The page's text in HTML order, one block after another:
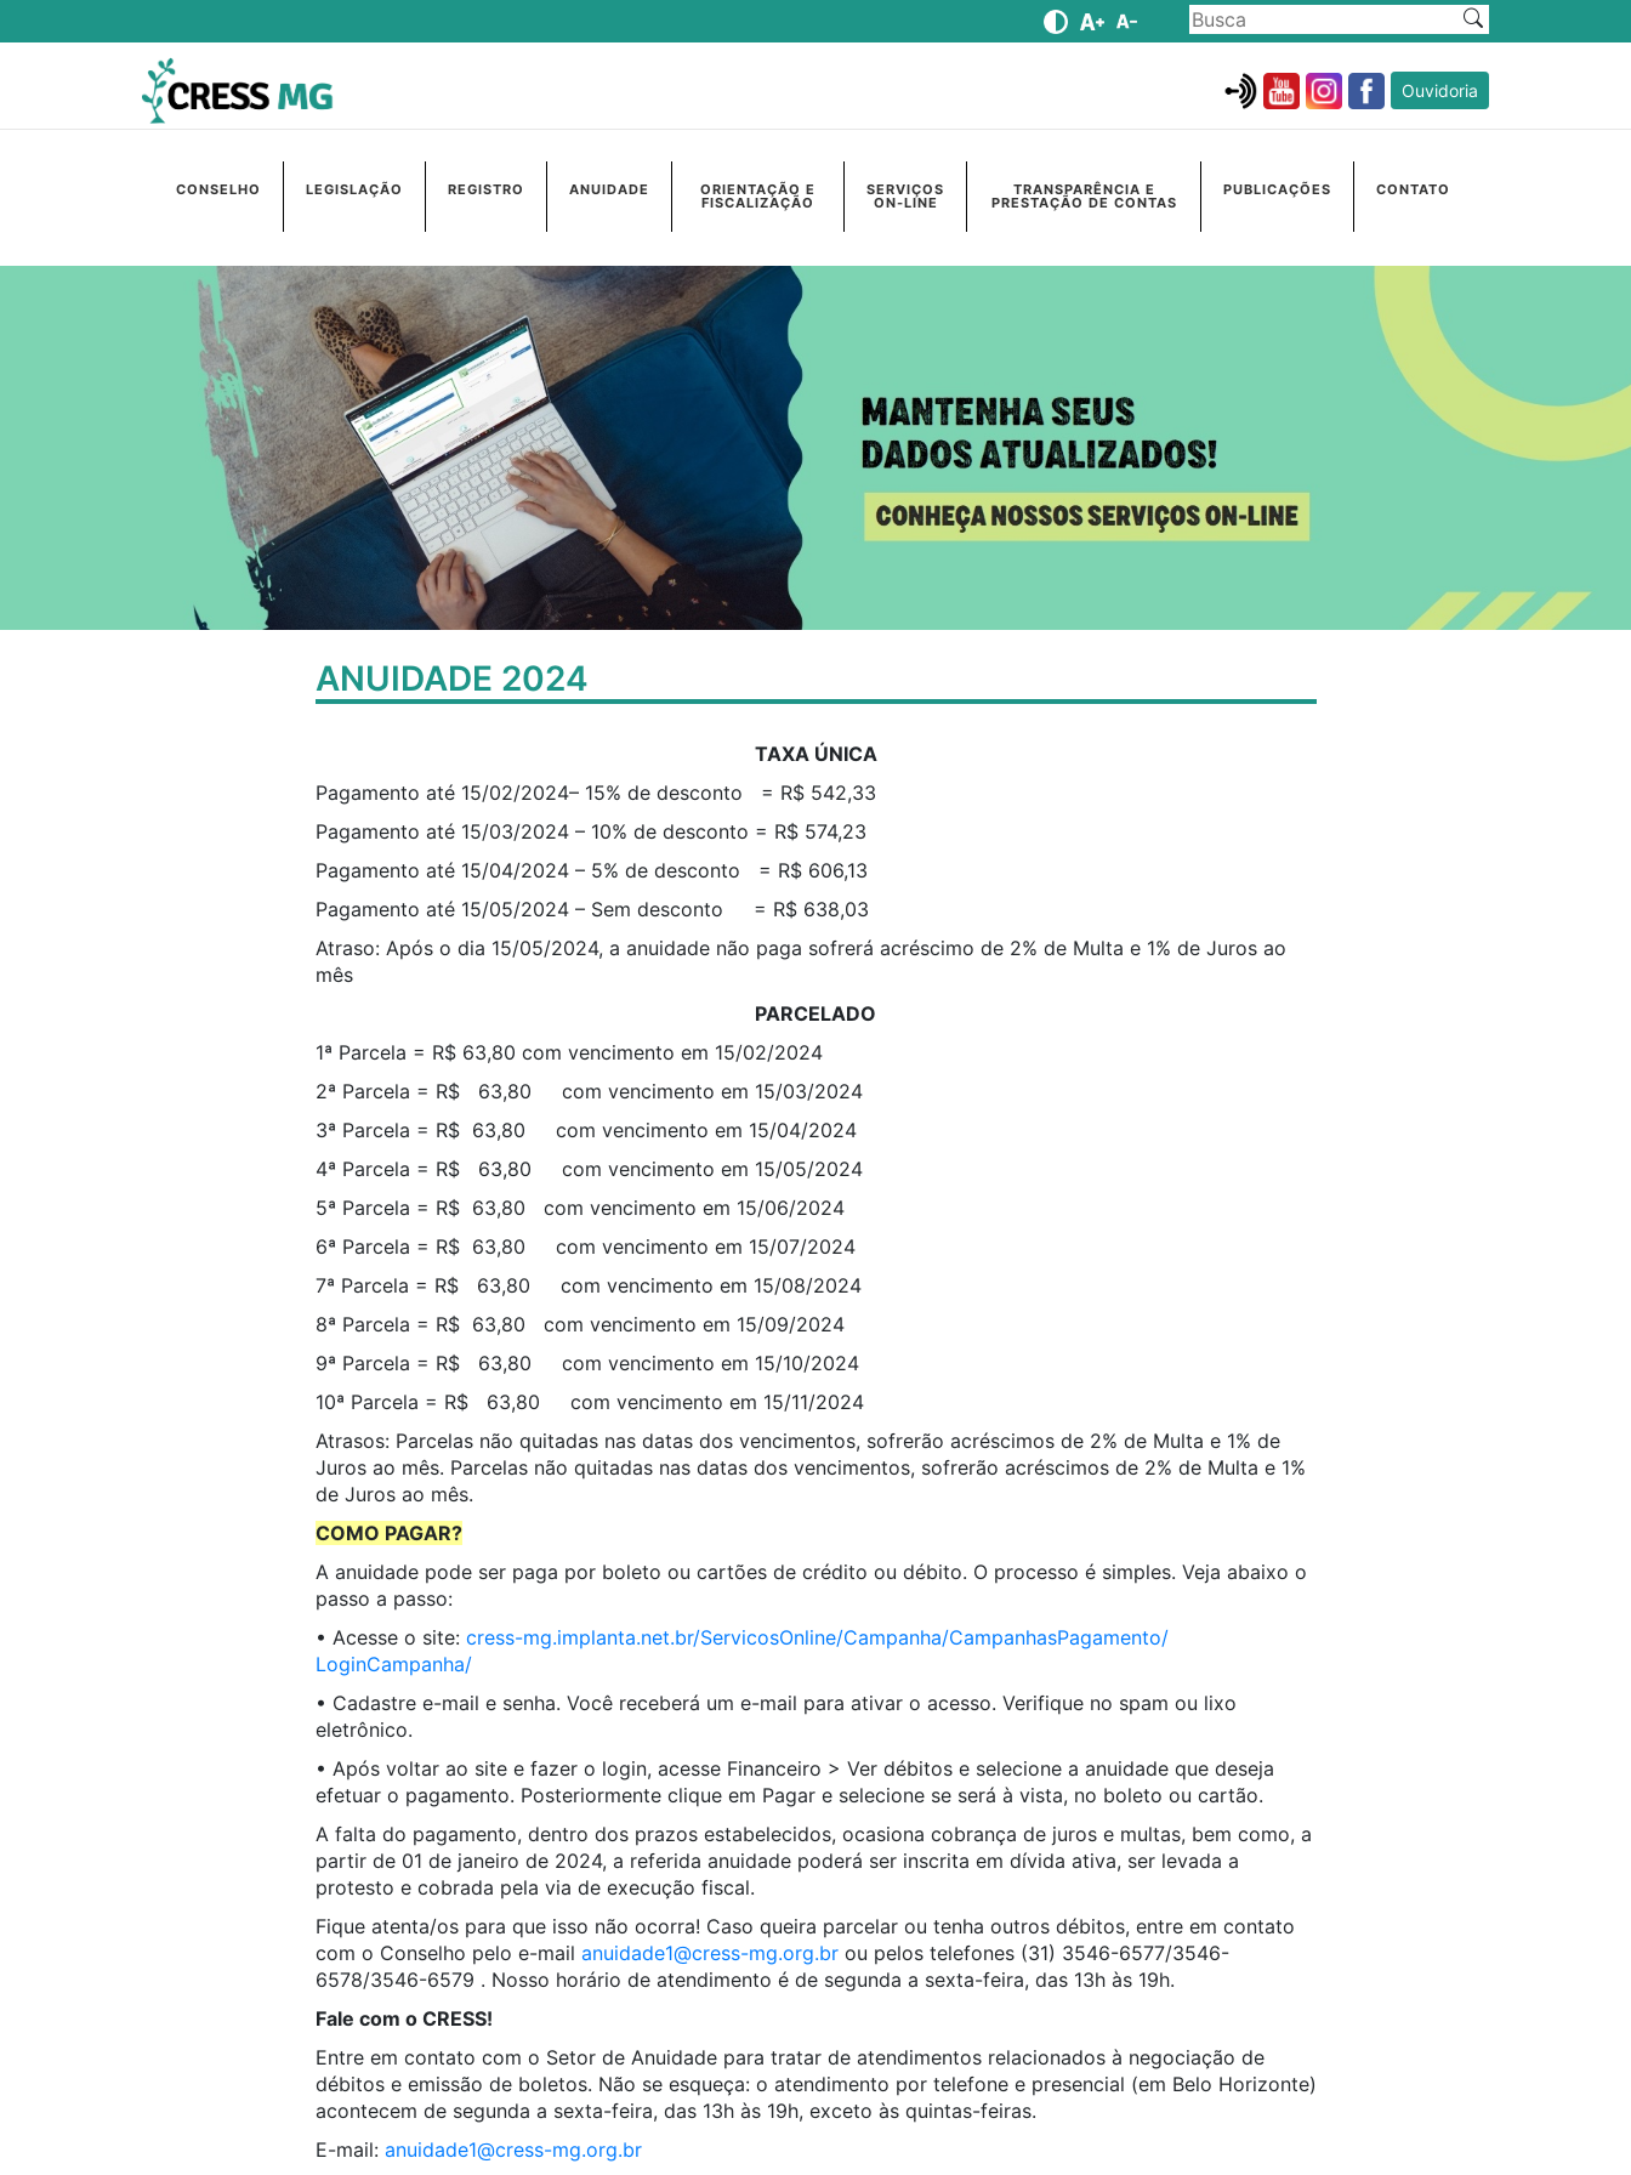
Ouvidoria
CONSELHO LEGISLAÇÃO REGISTRO ANUIDADE ORIENTAÇÃO E
FISCALIZAÇÃO
SERVIÇOS
ON-LINE
TRANSPARÊNCIA E
PRESTAÇÃO DE CONTAS
PUBLICAÇÕES CONTATO
ANUIDADE 2024
TAXA ÚNICA
Pagamento até 15/02/2024– 15% de desconto = R$ 542,33
Pagamento até 15/03/2024 – 10% de desconto = R$ 574,23
Pagamento até 15/04/2024 – 5% de desconto = R$ 606,13
Pagamento até 15/05/2024 – Sem desconto = R$ 638,03
Atraso: Após o dia 15/05/2024, a anuidade não paga sofrerá acréscimo de 2% de Multa e 1% de Juros ao
mês
PARCELADO
1ª Parcela = R$ 63,80 com vencimento em 15/02/2024
2ª Parcela = R$ 63,80 com vencimento em 15/03/2024
3ª Parcela = R$ 63,80 com vencimento em 15/04/2024
4ª Parcela = R$ 63,80 com vencimento em 15/05/2024
5ª Parcela = R$ 63,80 com vencimento em 15/06/2024
6ª Parcela = R$ 63,80 com vencimento em 15/07/2024
7ª Parcela = R$ 63,80 com vencimento em 15/08/2024
8ª Parcela = R$ 63,80 com vencimento em 15/09/2024
9ª Parcela = R$ 63,80 com vencimento em 15/10/2024
10ª Parcela = R$ 63,80 com vencimento em 15/11/2024
Atrasos: Parcelas não quitadas nas datas dos vencimentos, sofrerão acréscimos de 2% de Multa e 1% de
Juros ao mês. Parcelas não quitadas nas datas dos vencimentos, sofrerão acréscimos de 2% de Multa e 1%
de Juros ao mês.
COMO PAGAR?
A anuidadepode ser paga por boleto ou cartões de crédito ou débito. O processo é simples. Veja abaixo o
passo a passo:
• Acesse o site: cress-mg.implanta.net.br/ServicosOnline/Campanha/CampanhasPagamento/
LoginCampanha/
• Cadastre e-mail e senha. Você receberá um e-mail para ativar o acesso. Verifique no spam ou lixo
eletrônico.
• Após voltar ao site e fazer o login, acesse Financeiro > Ver débitos e selecione a anuidadeque deseja
efetuar o pagamento. Posteriormente clique em Pagar e selecione se será à vista, no boleto ou cartão.
A falta do pagamento, dentro dos prazos estabelecidos, ocasiona cobrança de juros e multas, bem como, a
partir de 01 de janeiro de 2024, a referida anuidadepoderá ser inscrita em dívida ativa, ser levada a
protesto e cobrada pela via de execução fiscal.
Fique atenta/os para que isso não ocorra! Caso queira parcelar ou tenha outros débitos, entre em contato
com o Conselho pelo e-mail anuidade1@cress-mg.org.brou pelos telefones (31) 3546-6577/3546-
6578/3546-6579 . Nosso horário de atendimento é de segunda a sexta-feira, das 13h às 19h.
Fale com o CRESS!
Entre em contato com o Setor de Anuidade para tratar de atendimentos relacionados à negociação de
débitos e emissão de boletos. Não se esqueça: o atendimento por telefone e presencial (em Belo Horizonte)
acontecem de segunda a sexta-feira, das 13h às 19h, exceto às quintas-feiras.
E-mail: anuidade1@cress-mg.org.br